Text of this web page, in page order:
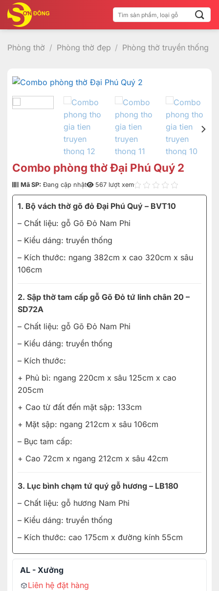
qua
nội
dung
Tìm
kiếm:
Phòng thờ / Phòng thờ đẹp / Phòng thờ truyền thống
Combo phòng thờ Đại Phú Quý 2
Mã SP: Đang cập nhật 567 lượt xem
1. Bộ vách thờ gõ đỏ Đại Phú Quý – BVT10
– Chất liệu: gỗ Gõ Đỏ Nam Phi
– Kiểu dáng: truyền thống
– Kích thước: ngang 382cm x cao 320cm x sâu
106cm
2. Sập thờ tam cấp gỗ Gõ Đỏ tứ linh chân 20 –
SD72A
– Chất liệu: gỗ Gõ Đỏ Nam Phi
– Kiểu dáng: truyền thống
– Kích thước:
+ Phủ bì: ngang 220cm x sâu 125cm x cao
205cm
+ Cao từ đất đến mặt sập: 133cm
+ Mặt sập: ngang 212cm x sâu 106cm
– Bục tam cấp:
+ Cao 72cm x ngang 212cm x sâu 42cm
3. Lục bình chạm tứ quý gỗ hương – LB180
– Chất liệu: gỗ hương Nam Phi
– Kiểu dáng: truyền thống
– Kích thước: cao 175cm x đường kính 55cm
AL - Xưởng
Liên hệ đặt hàng